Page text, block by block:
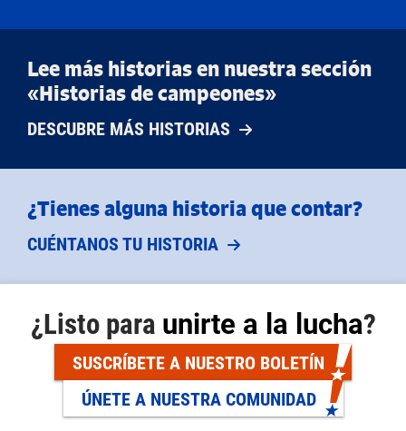
Lee más historias en nuestra sección
«Historias de campeones»
DESCUBRE MÁS HISTORIAS
¿Tienes alguna historia que contar?
CUÉNTANOS TU HISTORIA
¿Listo para unirte a la lucha?
SUSCRÍBETE A NUESTRO BOLETÍN
ÚNETE A NUESTRA COMUNIDAD